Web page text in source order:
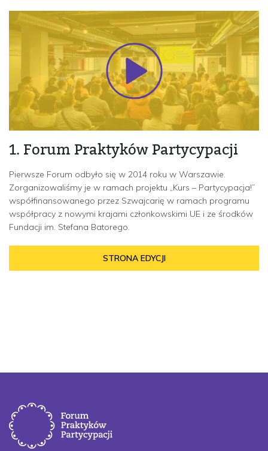
1. Forum Praktyków Partycypacji
Pierwsze Forum odbyło się w 2014 roku w Warszawie.
Zorganizowaliśmy je w ramach projektu „Kurs – Partycypacja!”
współfinansowanego przez Szwajcarię w ramach programu
współpracy z nowymi krajami członkowskimi UE i ze środków
Fundacji im. Stefana Batorego.
STRONA EDYCJI